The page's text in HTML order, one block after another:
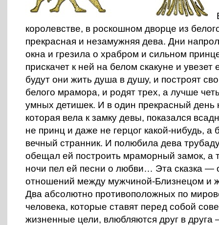
королевстве, в роскошном дворце из
прекрасная и незамужняя дева. Дни
окна и грезила о храбром и сильном
прискачет к ней на белом скакуне и
будут они жить душа в душу, и построят
белого мрамора, и родят трех, а лучше
умных детишек. И в один прекрасный день
которая вела к замку девы, показался
не принц и даже не герцог какой-нибудь, а
вечный странник. И полюбила дева
обещал ей построить мраморный замок, а
ночи пел ей песни о любви… Эта сказка —
отношений между мужчиной-Близнецом и
Два абсолютно противоположных по
человека, которые ставят перед собой
жизненные цели, влюбляются друг в друга